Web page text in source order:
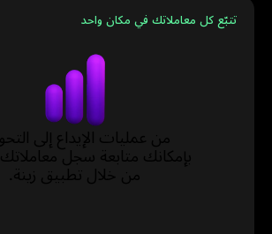
تتبّع كل معاملاتك في مكان واحد
من عمليات الإيداع إلى
بإمكانك متابعة سجل معاملاتك
من خلال تطبيق زينة.